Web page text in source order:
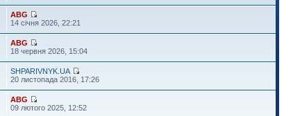
ABG
14 січня 2026, 22:21
ABG
18 червня 2026, 15:04
SHPARIVNYK.UA
20 листопада 2016, 17:26
ABG
09 лютого 2025, 12:52